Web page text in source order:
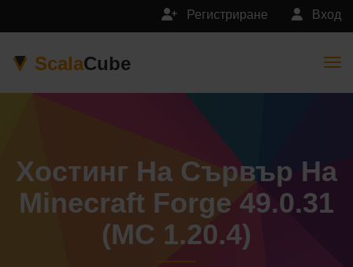
Вход
Регистриране
ScalaCube
Хостинг На Сървър На
Minecraft Forge 49.0.31
(MC 1.20.4)